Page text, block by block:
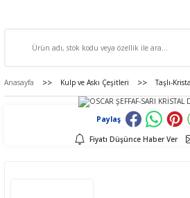
Anasayfa Kulp ve Askı Çeşitleri Taşlı-
Paylaş
Fiyatı Düşünce Haber Ver